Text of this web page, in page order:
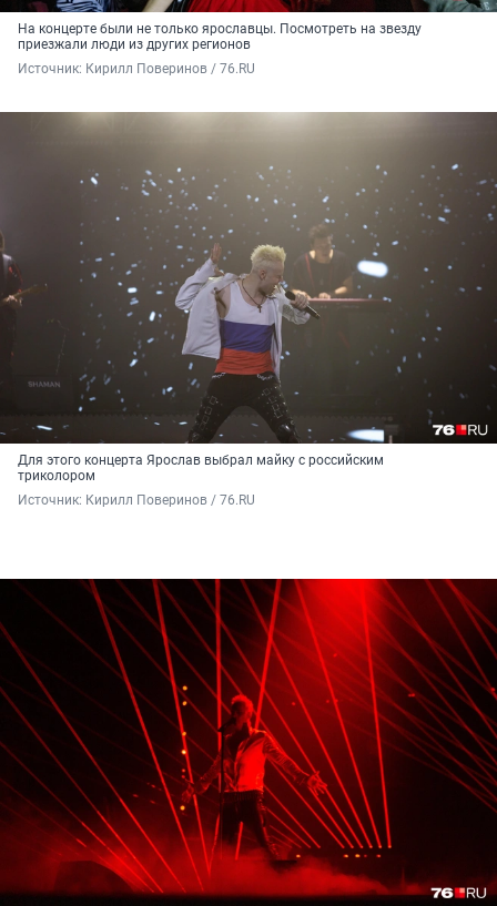
На концерте были не только ярославцы. Посмотреть на звезду
приезжали люди из других регионов
Источник: Кирилл Поверинов / 76.RU
Для этого концерта Ярослав выбрал майку с российским
триколором
Источник: Кирилл Поверинов / 76.RU